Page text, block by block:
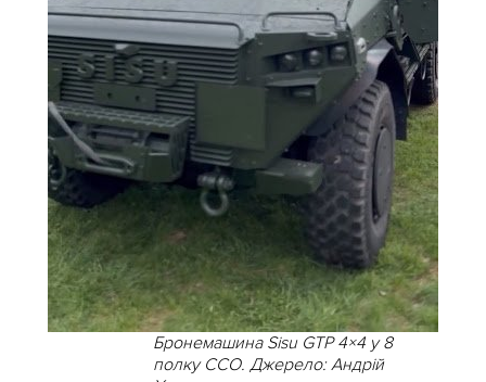
Бронемашина Sisu GTP 4×4 у 8
полку ССО. Джерело: Андрій